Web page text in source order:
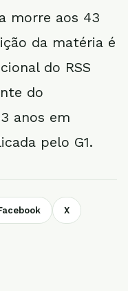
morre aos 43
da matéria é
do RSS
do
anos em
pelo G1.
X